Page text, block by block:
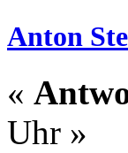
Anton
«
Uhr »